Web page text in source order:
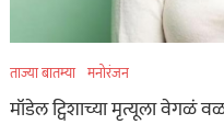
हृदयद्रावक! पुणे शहरात
फासणारी घटना…
ऑगस्ट 9, 2026
ताज्या बातम्या मनोरंजन
मॉडेल ट्विशाच्या मृत्यूला वेगळं